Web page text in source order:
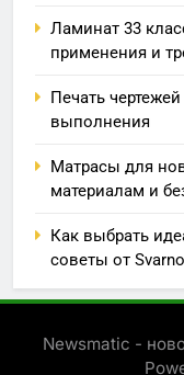
Ламинат 33
применения и
Печать
выполнения
Матрасы для
материалам и
Как выбрать
советы от
Newsmatic -